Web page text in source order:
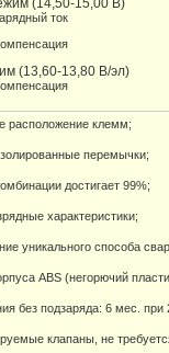
(14,50-15,00 В)
ток
(13,60-13,80 В/эл)
расположение клемм;
перемычки;
достигает 99%;
характеристики;
уникального способа
ABS (негорючий
без подзаряда: 6 мес. при
клапаны, не